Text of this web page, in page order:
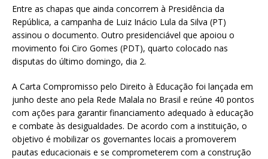
Entre as chapas que ainda concorrem à Presidência da
República, a campanha de Luiz Inácio Lula da Silva (PT)
assinou o documento. Outro presidenciável que apoiou o
movimento foi Ciro Gomes (PDT), quarto colocado nas
disputas do último domingo, dia 2.
A Carta Compromisso pelo Direito à Educação foi lançada em
junho deste ano pela Rede Malala no Brasil e reúne 40 pontos
com ações para garantir financiamento adequado à educação
e combate às desigualdades. De acordo com a instituição, o
objetivo é mobilizar os governantes locais a promoverem
pautas educacionais e se comprometerem com a construção